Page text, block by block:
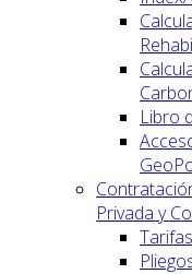
Libro
Privada y